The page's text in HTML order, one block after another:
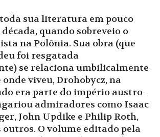
sua literatura em pouco
quando sobreveio o
na Polônia. Sua obra (que
foi resgatada
se relaciona umbilicalmente
onde viveu, Drohobycz, na
era parte do império austro-
admiradores como Isaac
John Updike e Philip Roth,
O volume editado pela